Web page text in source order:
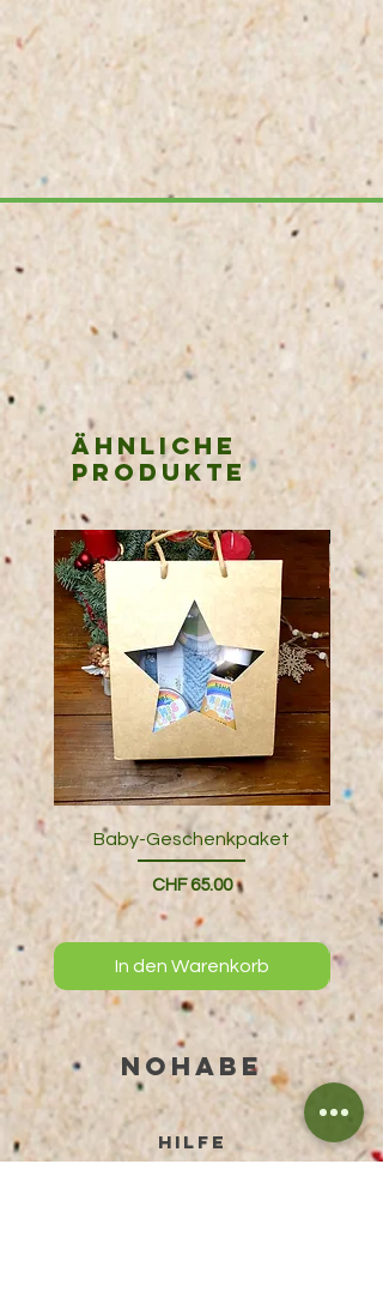
Ähnliche
Produkte
Baby-Geschenkpaket
Preis
CHF 65.00
In den Warenkorb
NOHABE
HILFE